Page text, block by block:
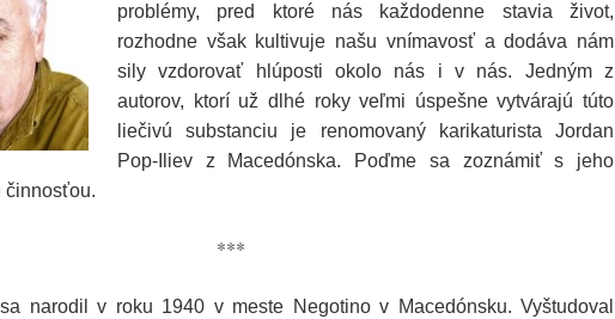
problémy, pred ktoré nás každodenne stavia život,
rozhodne však kultivuje našu vnímavosť a dodáva nám
sily vzdorovať hlúposti okolo nás i v nás. Jedným z
autorov, ktorí už dlhé roky veľmi úspešne vytvárajú túto
liečivú substanciu je renomovaný karikaturista Jordan
Pop-Iliev z Macedónska. Poďme sa zoznámiť s jeho
činnosťou.
***
narodil v roku 1940 v meste Negotino v Macedónsku. Vyštudoval